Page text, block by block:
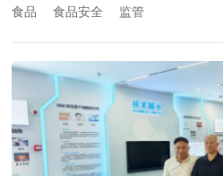
食品
食品安全 监管